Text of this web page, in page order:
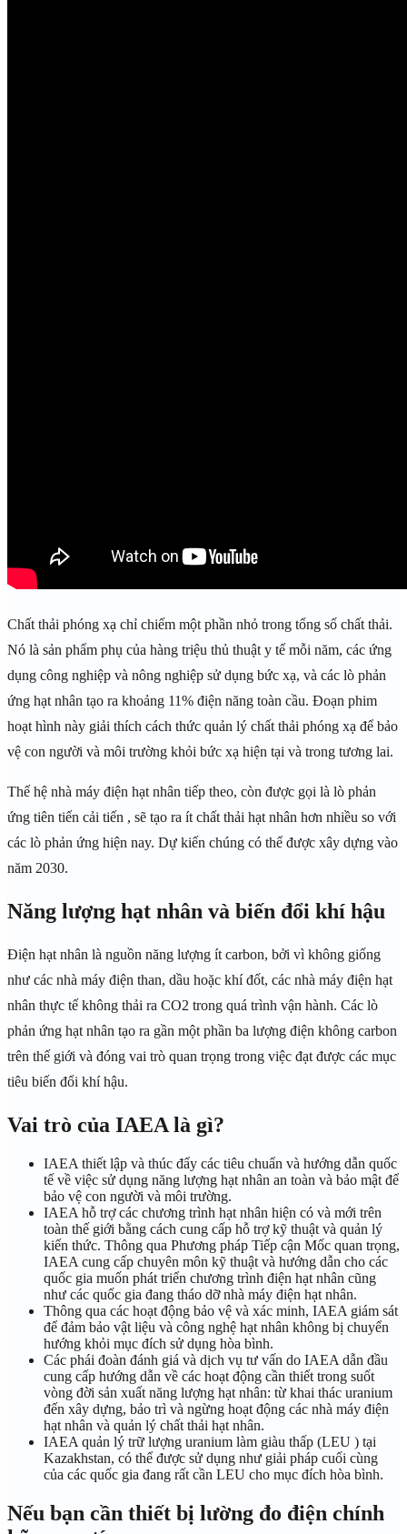
Chất thải phóng xạ chỉ chiếm một phần nhỏ trong tổng số chất thải.
Nó là sản phẩm phụ của hàng triệu thủ thuật y tế mỗi năm, các ứng
dụng công nghiệp và nông nghiệp sử dụng bức xạ, và các lò phản
ứng hạt nhân tạo ra khoảng 11% điện năng toàn cầu. Đoạn phim
hoạt hình này giải thích cách thức quản lý chất thải phóng xạ để bảo
vệ con người và môi trường khỏi bức xạ hiện tại và trong tương lai.
Thế hệ nhà máy điện hạt nhân tiếp theo, còn được gọi là lò phản
ứng tiên tiến cải tiến , sẽ tạo ra ít chất thải hạt nhân hơn nhiều so với
các lò phản ứng hiện nay. Dự kiến ​​chúng có thể được xây dựng vào
năm 2030.
Năng lượng hạt nhân và biến đổi khí hậu
Điện hạt nhân là nguồn năng lượng ít carbon, bởi vì không giống
như các nhà máy điện than, dầu hoặc khí đốt, các nhà máy điện hạt
nhân thực tế không thải ra CO2 trong quá trình vận hành. Các lò
phản ứng hạt nhân tạo ra gần một phần ba lượng điện không carbon
trên thế giới và đóng vai trò quan trọng trong việc đạt được các mục
tiêu biến đổi khí hậu.
Vai trò của IAEA là gì?
IAEA thiết lập và thúc đẩy các tiêu chuẩn và hướng dẫn quốc
tế về việc sử dụng năng lượng hạt nhân an toàn và bảo mật để
bảo vệ con người và môi trường.
IAEA hỗ trợ các chương trình hạt nhân hiện có và mới trên
toàn thế giới bằng cách cung cấp hỗ trợ kỹ thuật và quản lý
kiến ​​thức. Thông qua Phương pháp Tiếp cận Mốc quan trọng,
IAEA cung cấp chuyên môn kỹ thuật và hướng dẫn cho các
quốc gia muốn phát triển chương trình điện hạt nhân cũng
như các quốc gia đang tháo dỡ nhà máy điện hạt nhân.
Thông qua các hoạt động bảo vệ và xác minh, IAEA giám sát
để đảm bảo vật liệu và công nghệ hạt nhân không bị chuyển
hướng khỏi mục đích sử dụng hòa bình.
Các phái đoàn đánh giá và dịch vụ tư vấn do IAEA dẫn đầu
cung cấp hướng dẫn về các hoạt động cần thiết trong suốt
vòng đời sản xuất năng lượng hạt nhân: từ khai thác uranium
đến xây dựng, bảo trì và ngừng hoạt động các nhà máy điện
hạt nhân và quản lý chất thải hạt nhân.
IAEA quản lý trữ lượng uranium làm giàu thấp (LEU ) tại
Kazakhstan, có thể được sử dụng như giải pháp cuối cùng
của các quốc gia đang rất cần LEU cho mục đích hòa bình.
Nếu bạn cần thiết bị lường đo điện chính